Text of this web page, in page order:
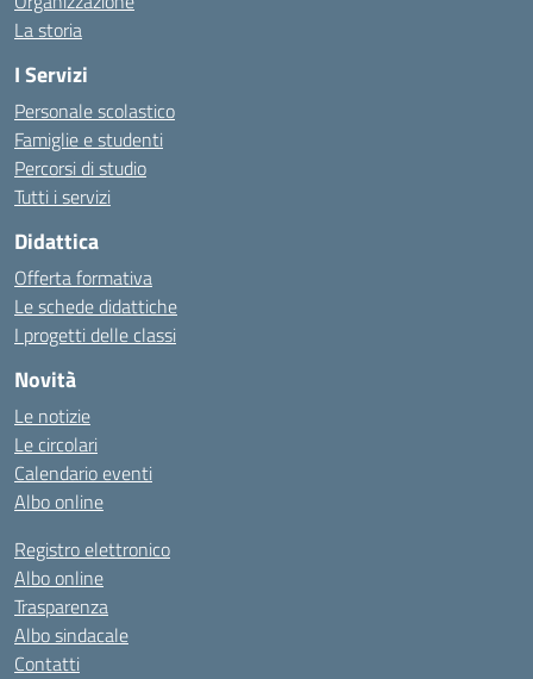
La storia
I Servizi
Personale scolastico
Famiglie e studenti
Percorsi di studio
Tutti i servizi
Didattica
Offerta formativa
Le schede didattiche
I progetti delle classi
Novità
Le notizie
Le circolari
Calendario eventi
Albo online
Registro elettronico
Albo online
Trasparenza
Albo sindacale
Contatti